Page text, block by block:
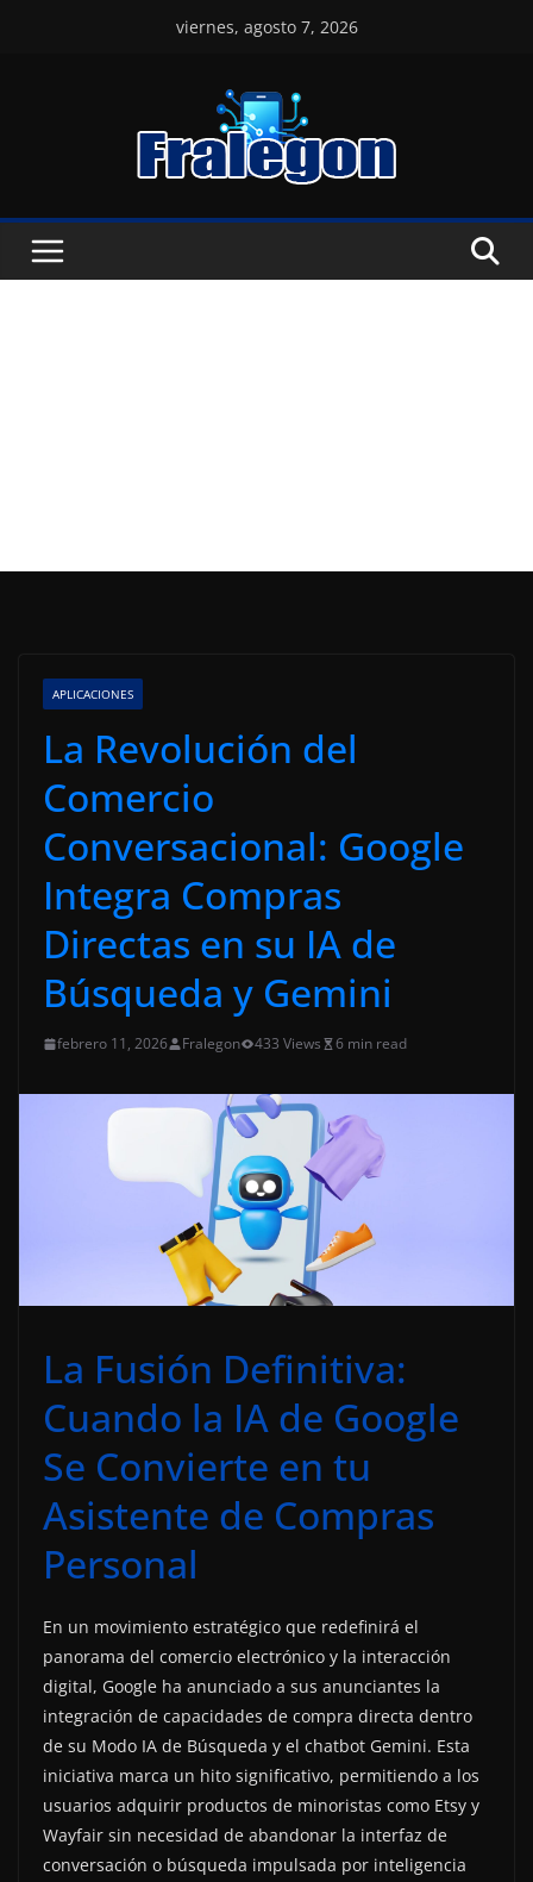
viernes, agosto 7, 2026
APLICACIONES
La Revolución del
Comercio
Conversacional: Google
Integra Compras
Directas en su IA de
Búsqueda y Gemini
febrero 11, 2026 Fralegon 433 Views 6 min read
La Fusión Definitiva:
Cuando la IA de Google
Se Convierte en tu
Asistente de Compras
Personal
En un movimiento estratégico que redefinirá el
panorama del comercio electrónico y la interacción
digital, Google ha anunciado a sus anunciantes la
integración de capacidades de compra directa dentro
de su Modo IA de Búsqueda y el chatbot Gemini. Esta
iniciativa marca un hito significativo, permitiendo a los
usuarios adquirir productos de minoristas como Etsy y
Wayfair sin necesidad de abandonar la interfaz de
conversación o búsqueda impulsada por inteligencia